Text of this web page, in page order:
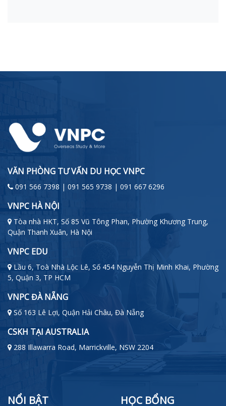
VĂN PHÒNG TƯ VẤN DU HỌC VNPC
091 566 7398 | 091 565 9738 | 091 667 6296
VNPC HÀ NỘI
Tòa nhà HKT, Số 85 Vũ Tông Phan, Phường Khương Trung,
Quận Thanh Xuân, Hà Nội
VNPC EDU
Lầu 6, Toà Nhà Lộc Lê, Số 454 Nguyễn Thị Minh Khai, Phường
5, Quận 3, TP HCM
VNPC ĐÀ NẴNG
Số 163 Lê Lợi, Quận Hải Châu, Đà Nẵng
CSKH TẠI AUSTRALIA
288 Illawarra Road, Marrickville, NSW 2204
NỔI BẬT HỌC BỔNG